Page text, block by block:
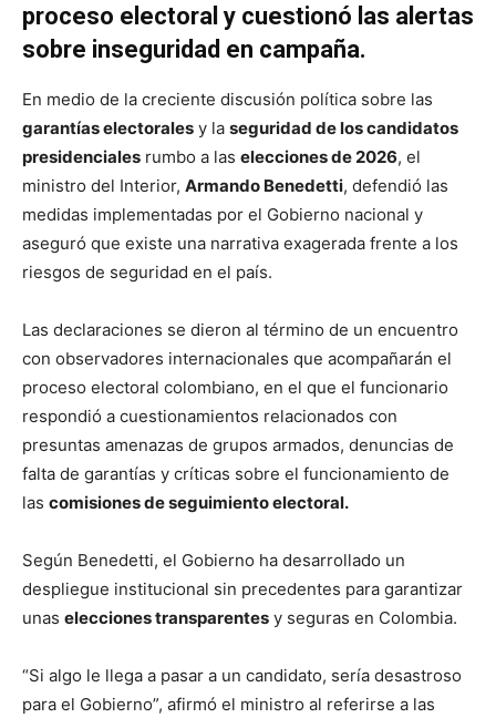
proceso electoral y cuestionó las alertas
sobre inseguridad en campaña.
En medio de la creciente discusión política sobre las
garantías electorales y la seguridad de los candidatos
presidenciales rumbo a las elecciones de 2026, el
ministro del Interior, Armando Benedetti, defendió las
medidas implementadas por el Gobierno nacional y
aseguró que existe una narrativa exagerada frente a los
riesgos de seguridad en el país.
Las declaraciones se dieron al término de un encuentro
con observadores internacionales que acompañarán el
proceso electoral colombiano, en el que el funcionario
respondió a cuestionamientos relacionados con
presuntas amenazas de grupos armados, denuncias de
falta de garantías y críticas sobre el funcionamiento de
las comisiones de seguimiento electoral.
Según Benedetti, el Gobierno ha desarrollado un
despliegue institucional sin precedentes para garantizar
unas elecciones transparentes y seguras en Colombia.
“Si algo le llega a pasar a un candidato, sería desastroso
para el Gobierno”, afirmó el ministro al referirse a las